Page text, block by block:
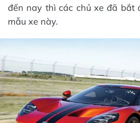
đến nay thì các chủ xe đã bắt
mẫu xe này.